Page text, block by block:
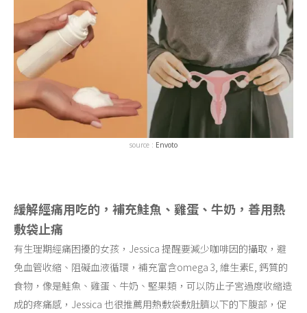
source : Envoto
緩解經痛用吃的，補充鮭魚、雞蛋、牛奶，善用熱
敷袋止痛
有生理期經痛困擾的女孩，Jessica 提醒要減少咖啡因的攝取，避
免血管收縮、阻礙血液循環，補充富含omega 3, 維生素E, 鈣質的
食物，像是鮭魚、雞蛋、牛奶、堅果類，可以防止子宮過度收縮造
成的疼痛感，Jessica 也很推薦用熱敷袋敷肚臍以下的下腹部，促